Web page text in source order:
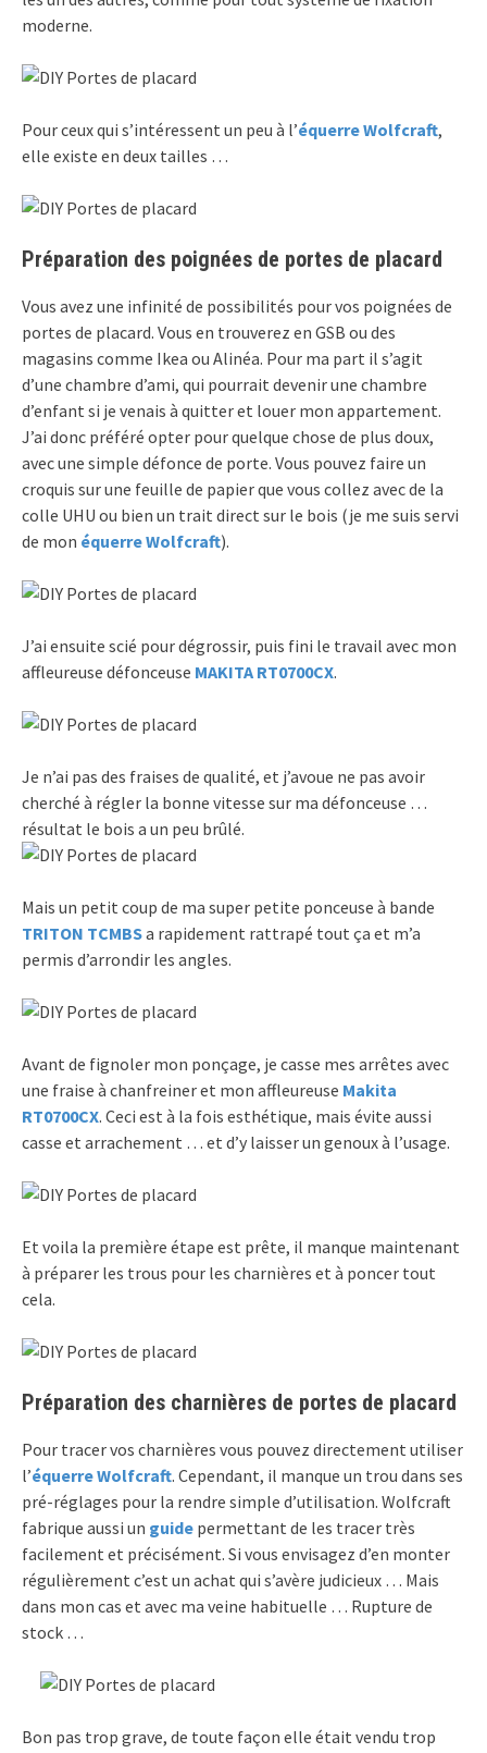
moderne.
Pour ceux qui s’intéressent un peu à l’équerre Wolfcraft,
elle existe en deux tailles …
Préparation des poignées de portes de placard
Vous avez une infinité de possibilités pour vos poignées de
portes de placard. Vous en trouverez en GSB ou des
magasins comme Ikea ou Alinéa. Pour ma part il s’agit
d’une chambre d’ami, qui pourrait devenir une chambre
d’enfant si je venais à quitter et louer mon appartement.
J’ai donc préféré opter pour quelque chose de plus doux,
avec une simple défonce de porte. Vous pouvez faire un
croquis sur une feuille de papier que vous collez avec de la
colle UHU ou bien un trait direct sur le bois (je me suis servi
de mon équerre Wolfcraft).
J’ai ensuite scié pour dégrossir, puis fini le travail avec mon
affleureuse défonceuse MAKITA RT0700CX.
Je n’ai pas des fraises de qualité, et j’avoue ne pas avoir
cherché à régler la bonne vitesse sur ma défonceuse …
résultat le bois a un peu brûlé.
Mais un petit coup de ma super petite ponceuse à bande
TRITON TCMBSa rapidement rattrapé tout ça et m’a
permis d’arrondir les angles.
Avant de fignoler mon ponçage, je casse mes arrêtes avec
une fraise à chanfreiner et mon affleureuse Makita
RT0700CX. Ceci est à la fois esthétique, mais évite aussi
casse et arrachement … et d’y laisser un genoux à l’usage.
Et voila la première étape est prête, il manque maintenant
à préparer les trous pour les charnières et à poncer tout
cela.
Préparation des charnières de portes de placard
Pour tracer vos charnières vous pouvez directement utiliser
l’équerre Wolfcraft. Cependant, il manque un trou dans ses
pré-réglages pour la rendre simple d’utilisation. Wolfcraft
fabrique aussi un guide permettant de les tracer très
facilement et précisément. Si vous envisagez d’en monter
régulièrement c’est un achat qui s’avère judicieux … Mais
dans mon cas et avec ma veine habituelle … Rupture de
stock …
Bon pas trop grave, de toute façon elle était vendu trop